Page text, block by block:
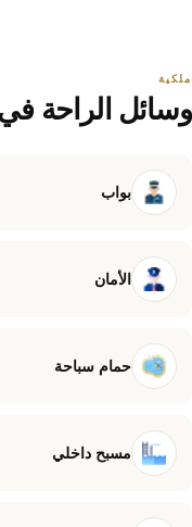
ملكية
وسائل الراحة
بواب
الأمان
حمام سباحة
مسبح داخلي